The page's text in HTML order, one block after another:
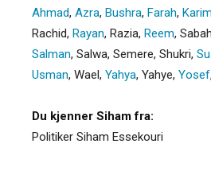
Ahmad, Azra, Bushra, Farah, Karim
Rachid, Rayan, Razia, Reem, Sabah
Salman, Salwa, Semere, Shukri,
Usman, Wael, Yahya, Yahye, Yosef,
Du kjenner Siham fra:
Politiker Siham Essekouri